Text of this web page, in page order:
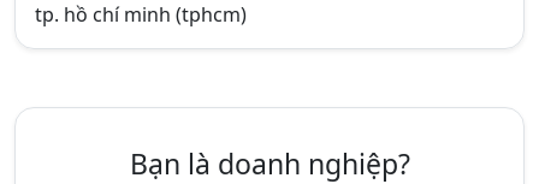
tp. hồ chí minh (tphcm)
Bạn là doanh nghiệp?